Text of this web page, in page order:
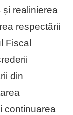
și realinierea
respectării
Fiscal
din
continuarea